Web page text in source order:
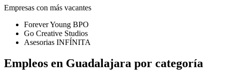
Empresas con más vacantes
Forever Young BPO
Go Creative Studios
Asesorias INFÍNITA
Empleos en Guadalajara por categoría